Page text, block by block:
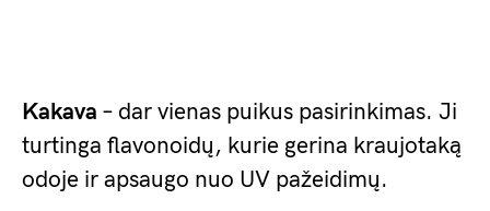
Kakava – dar vienas puikus pasirinkimas. Ji
turtinga flavonoidų, kurie gerina kraujotaką
odoje ir apsaugo nuo UV pažeidimų.